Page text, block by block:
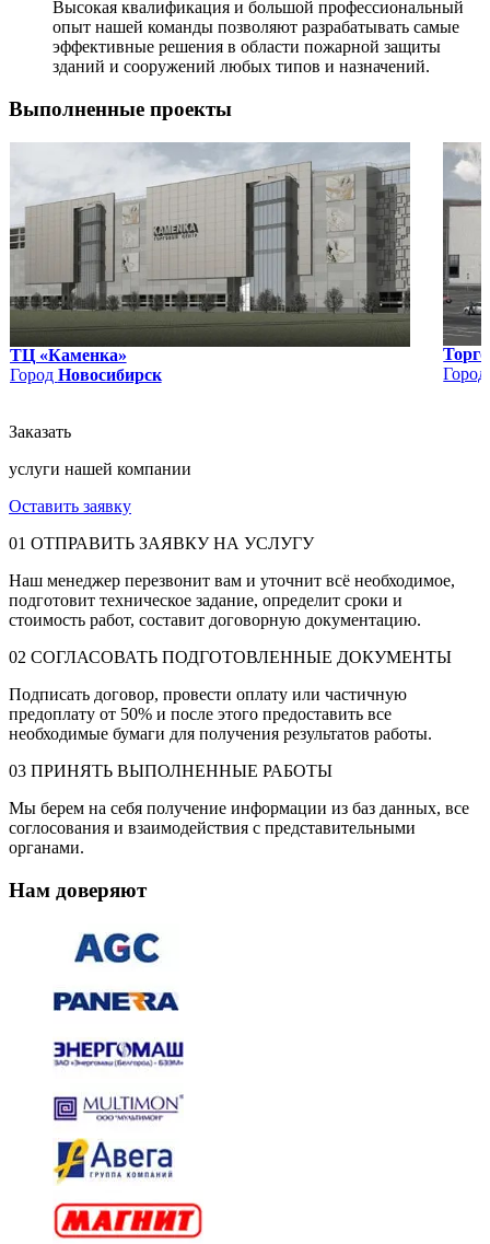
Высокая квалификация и большой профессиональный
опыт нашей команды позволяют разрабатывать самые
эффективные решения в области пожарной защиты
зданий и сооружений любых типов и назначений.
Выполненные проекты
ТЦ «Каменка»
Город Новосибирск
Заказать
услуги нашей компании
Оставить заявку
01 ОТПРАВИТЬ ЗАЯВКУ НА УСЛУГУ
Наш менеджер перезвонит вам и уточнит всё необходимое,
подготовит техническое задание, определит сроки и
стоимость работ, составит договорную документацию.
02 СОГЛАСОВАТЬ ПОДГОТОВЛЕННЫЕ ДОКУМЕНТЫ
Подписать договор, провести оплату или частичную
предоплату от 50% и после этого предоставить все
необходимые бумаги для получения результатов работы.
03 ПРИНЯТЬ ВЫПОЛНЕННЫЕ РАБОТЫ
Мы берем на себя получение информации из баз данных, все
соглосования и взаимодействия с представительными
органами.
Нам доверяют